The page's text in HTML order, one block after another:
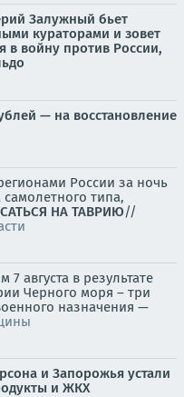
Залужный бьет
кураторами и зовет
в войну против России,
— на восстановление
России за ночь
типа,
НА ТАВРИЮ//
7 августа в результате
Черного моря – три
назначения —
и Запорожья устали
и ЖКХ